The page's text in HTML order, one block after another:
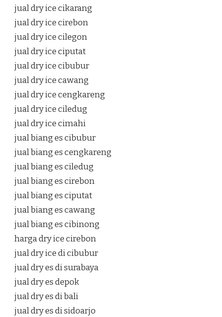
jual dry ice cikarang
jual dry ice cirebon
jual dry ice cilegon
jual dry ice ciputat
jual dry ice cibubur
jual dry ice cawang
jual dry ice cengkareng
jual dry ice ciledug
jual dry ice cimahi
jual biang es cibubur
jual biang es cengkareng
jual biang es ciledug
jual biang es cirebon
jual biang es ciputat
jual biang es cawang
jual biang es cibinong
harga dry ice cirebon
jual dry ice di cibubur
jual dry es di surabaya
jual dry es depok
jual dry es di bali
jual dry es di sidoarjo